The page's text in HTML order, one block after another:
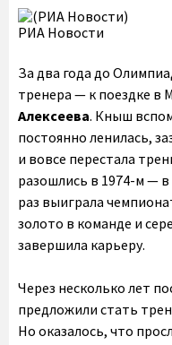
РИА Новости
За два года до
тренера — к поездке в
Алексеева. Кныш
постоянно ленилась,
и вовсе перестала
разошлись в 1974-м — в
раз выиграла
золото в команде и
завершила карьеру.
Через несколько лет
предложили стать
Но оказалось, что